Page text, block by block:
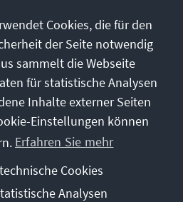
abonnieren
Stiftung
Cookies, die für den
der Seite notwendig
sammelt die Webseite
für statistische Analysen
Inhalte externer Seiten
Einstellungen können
Erfahren Sie mehr
Cookies
Analysen